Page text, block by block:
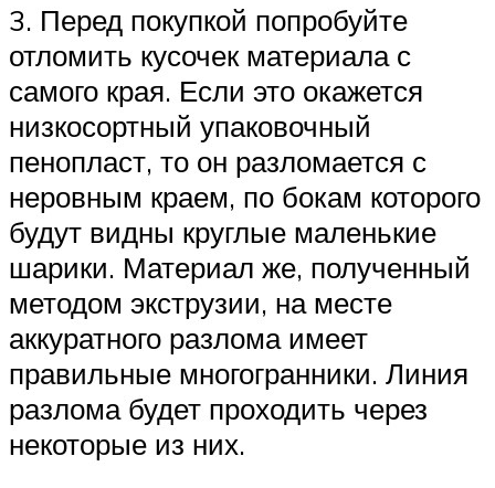
3. Перед покупкой попробуйте
отломить кусочек материала с
самого края. Если это окажется
низкосортный упаковочный
пенопласт, то он разломается с
неровным краем, по бокам которого
будут видны круглые маленькие
шарики. Материал же, полученный
методом экструзии, на месте
аккуратного разлома имеет
правильные многогранники. Линия
разлома будет проходить через
некоторые из них.